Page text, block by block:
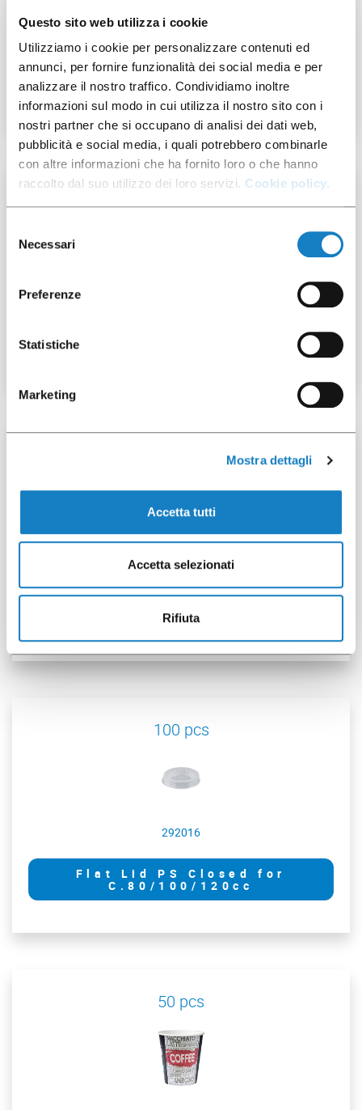
Questo sito web utilizza i cookie
Utilizziamo i cookie per personalizzare contenuti ed
annunci, per fornire funzionalità dei social media e per
analizzare il nostro traffico. Condividiamo inoltre
informazioni sul modo in cui utilizza il nostro sito con i
nostri partner che si occupano di analisi dei dati web,
pubblicità e social media, i quali potrebbero combinarle
con altre informazioni che ha fornito loro o che hanno
raccolto dal suo utilizzo dei loro servizi. Cookie policy.
delNecessari
Preferenze
Statistiche
Marketing
Mostra dettagli
Accetta tutti
Accetta selezionati
Rifiuta
Flat Lid PS for C.80cc/3oz
100 pcs
Flat Lid PS for C.80cc/3oz
103000942
C.8-10cl/3oz MAORI
100 pcs
292016
Flat Lid PS Closed for
C.80/100/120cc
50 pcs